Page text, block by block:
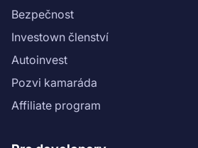
Bezpečnost
Investown členství
Autoinvest
Pozvi kamaráda
Affiliate program